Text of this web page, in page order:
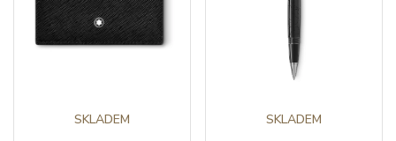
SKLADEM SKLADEM